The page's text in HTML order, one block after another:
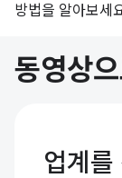
방법을 알아보세
동영상
업계를